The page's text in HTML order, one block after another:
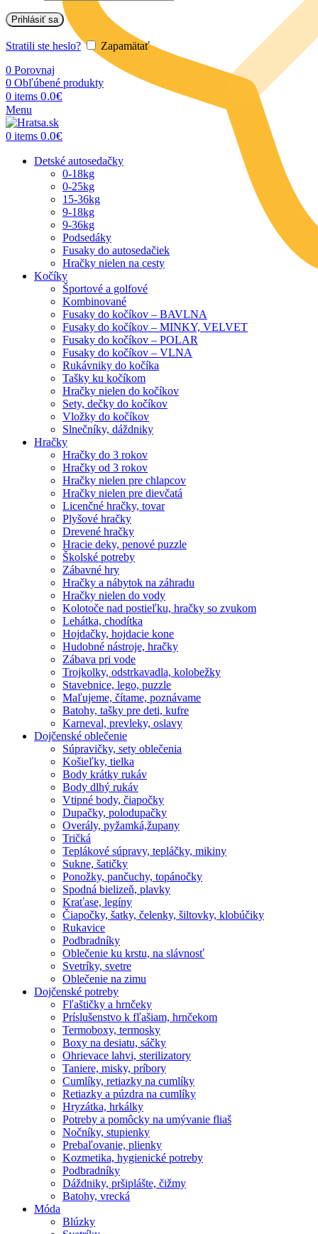
Prihlásiť sa
Stratili ste heslo?
Zapamätať
0 Porovnaj
0 Obľúbené produkty
0 items 0.0€
Menu
0 items 0.0€
Detské autosedačky
0-18kg
0-25kg
15-36kg
9-18kg
9-36kg
Podsedáky
Fusaky do autosedačiek
Hračky nielen na cesty
Kočíky
Športové a golfové
Kombinované
Fusaky do kočíkov – BAVLNA
Fusaky do kočíkov – MINKY, VELVET
Fusaky do kočíkov – POLAR
Fusaky do kočíkov – VLNA
Rukávniky do kočíka
Tašky ku kočíkom
Hračky nielen do kočíkov
Sety, dečky do kočíkov
Vložky do kočíkov
Slnečníky, dáždniky
Hračky
Hračky do 3 rokov
Hračky od 3 rokov
Hračky nielen pre chlapcov
Hračky nielen pre dievčatá
Licenčné hračky, tovar
Plyšové hračky
Drevené hračky
Hracie deky, penové puzzle
Školské potreby
Zábavné hry
Hračky a nábytok na záhradu
Hračky nielen do vody
Kolotoče nad postieľku, hračky so zvukom
Lehátka, chodítka
Hojdačky, hojdacie kone
Hudobné nástroje, hračky
Zábava pri vode
Trojkolky, odstrkavadla, kolobežky
Stavebnice, lego, puzzle
Maľujeme, čítame, poznávame
Batohy, tašky pre deti, kufre
Karneval, prevleky, oslavy
Dojčenské oblečenie
Súpravičky, sety oblečenia
Košieľky, tielka
Body krátky rukáv
Body dlhý rukáv
Vtipné body, čiapočky
Dupačky, polodupačky
Overály, pyžamká,župany
Tričká
Teplákové súpravy, tepláčky, mikiny
Sukne, šatičky
Ponožky, pančuchy, topánočky
Spodná bielizeň, plavky
Kraťase, legíny
Čiapočky, šatky, čelenky, šiltovky, klobúčiky
Rukavice
Podbradníky
Oblečenie ku krstu, na slávnosť
Svetríky, svetre
Oblečenie na zimu
Dojčenské potreby
Fľaštičky a hrnčeky
Príslušenstvo k fľašiam, hrnčekom
Termoboxy, termosky
Boxy na desiatu, sáčky
Ohrievace lahvi, sterilizatory
Taniere, misky, príbory
Cumlíky, retiazky na cumlíky
Retiazky a púzdra na cumlíky
Hryzátka, hrkálky
Potreby a pomôcky na umývanie fliaš
Nočníky, stupienky
Prebaľovanie, plienky
Kozmetika, hygienické potreby
Podbradníky
Dáždniky, pršiplášte, čižmy
Batohy, vrecká
Móda
Blúzky